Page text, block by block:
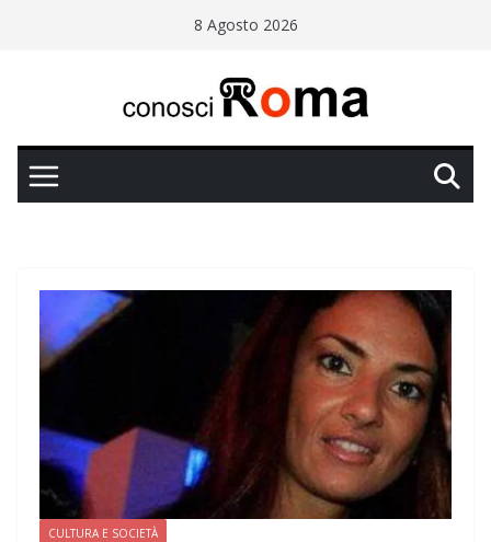
8 Agosto 2026
CULTURA E SOCIETÀ